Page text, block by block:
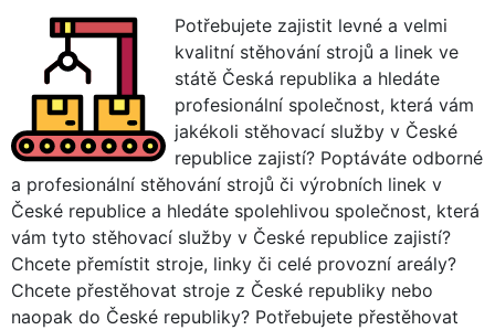
Potřebujete zajistit levné a velmi
kvalitní stěhování strojů a linek ve
státě Česká republika a hledáte
profesionální společnost, která vám
jakékoli stěhovací služby v České
republice zajistí? Poptáváte odborné
a profesionální stěhování strojů či výrobních linek v
České republice a hledáte spolehlivou společnost, která
vám tyto stěhovací služby v České republice zajistí?
Chcete přemístit stroje, linky či celé provozní areály?
Chcete přestěhovat stroje z České republiky nebo
naopak do České republiky? Potřebujete přestěhovat